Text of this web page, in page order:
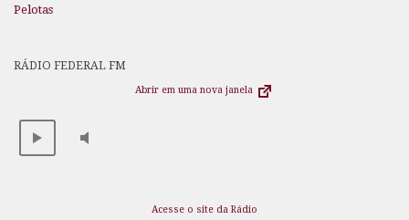
Pelotas
RÁDIO FEDERAL FM
Abrir em uma nova janela
Acesse o site da Rádio